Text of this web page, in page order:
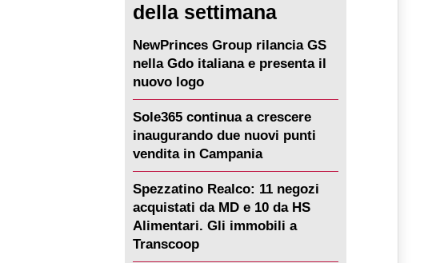
della settimana
NewPrinces Group rilancia GS
nella Gdo italiana e presenta il
nuovo logo
Sole365 continua a crescere
inaugurando due nuovi punti
vendita in Campania
Spezzatino Realco: 11 negozi
acquistati da MD e 10 da HS
Alimentari. Gli immobili a
Transcoop